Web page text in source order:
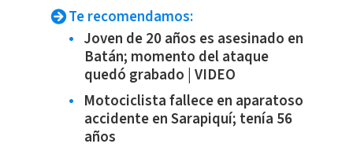
Te recomendamos:
Joven de 20 años es asesinado en
Batán; momento del ataque
quedó grabado | VIDEO
Motociclista fallece en aparatoso
accidente en Sarapiquí; tenía 56
años